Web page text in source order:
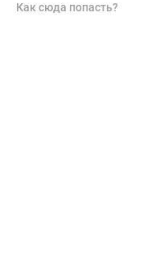
Как сюда попасть?